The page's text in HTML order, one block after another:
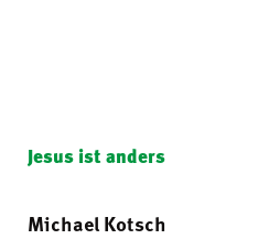
Jesus ist anders
Michael Kotsch